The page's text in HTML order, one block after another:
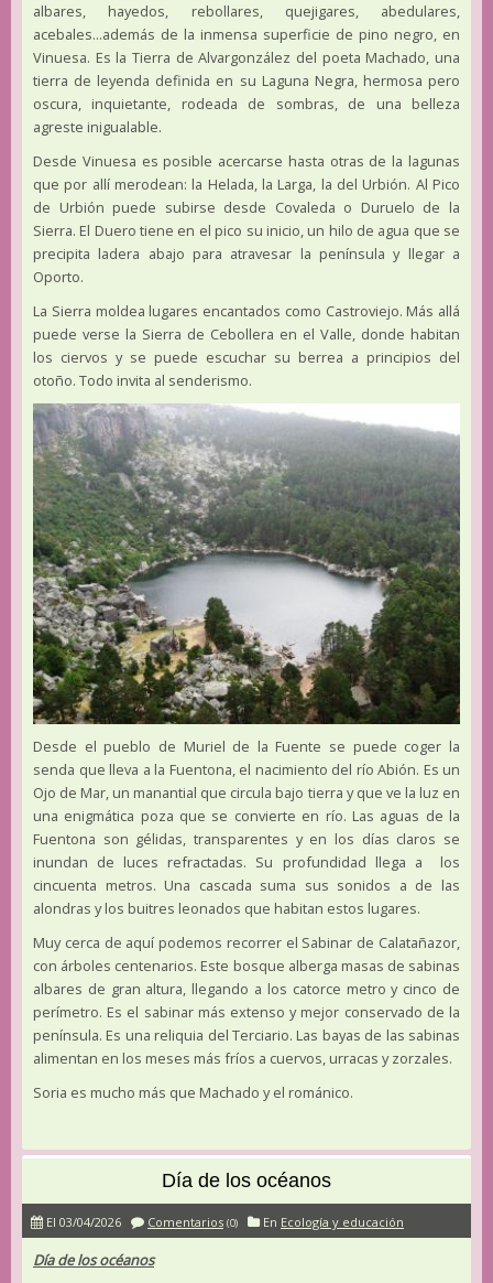
albares, hayedos, rebollares, quejigares, abedulares,
acebales...además de la inmensa superficie de pino negro, en
Vinuesa. Es la Tierra de Alvargonzález del poeta Machado, una
tierra de leyenda definida en su Laguna Negra, hermosa pero
oscura, inquietante, rodeada de sombras, de una belleza
agreste inigualable.
Desde Vinuesa es posible acercarse hasta otras de la lagunas
que por allí merodean: la Helada, la Larga, la del Urbión. Al Pico
de Urbión puede subirse desde Covaleda o Duruelo de la
Sierra. El Duero tiene en el pico su inicio, un hilo de agua que se
precipita ladera abajo para atravesar la península y llegar a
Oporto.
La Sierra moldea lugares encantados como Castroviejo. Más allá
puede verse la Sierra de Cebollera en el Valle, donde habitan
los ciervos y se puede escuchar su berrea a principios del
otoño. Todo invita al senderismo.
Desde el pueblo de Muriel de la Fuente se puede coger la
senda que lleva a la Fuentona, el nacimiento del río Abión. Es un
Ojo de Mar, un manantial que circula bajo tierra y que ve la luz en
una enigmática poza que se convierte en río. Las aguas de la
Fuentona son gélidas, transparentes y en los días claros se
inundan de luces refractadas. Su profundidad llega a los
cincuenta metros. Una cascada suma sus sonidos a de las
alondras y los buitres leonados que habitan estos lugares.
Muy cerca de aquí podemos recorrer el Sabinar de Calatañazor,
con árboles centenarios. Este bosque alberga masas de sabinas
albares de gran altura, llegando a los catorce metro y cinco de
perímetro. Es el sabinar más extenso y mejor conservado de la
península. Es una reliquia del Terciario. Las bayas de las sabinas
alimentan en los meses más fríos a cuervos, urracas y zorzales.
Soria es mucho más que Machado y el románico.
Día de los océanos
El 03/04/2026 Comentarios (0) En Ecología y educación
Día de los océanos